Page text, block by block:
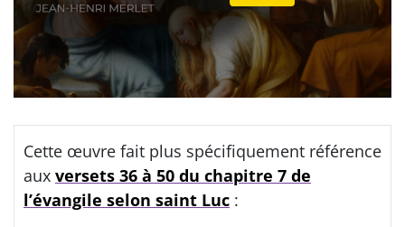
Cette œuvre fait plus spécifiquement référence
aux versets 36 à 50 du chapitre 7 de
l’évangile selon saint Luc :